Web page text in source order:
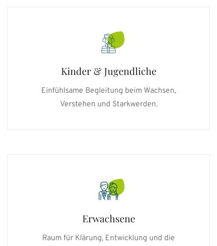
Kinder & Jugendliche
Einfühlsame Begleitung beim Wachsen,
Verstehen und Starkwerden.
Erwachsene
Raum für Klärung, Entwicklung und die